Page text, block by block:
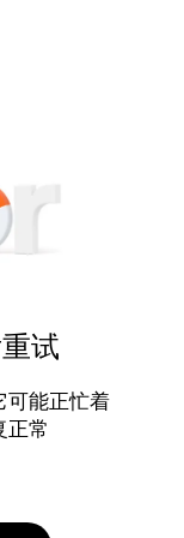
试
可能正忙着
正常